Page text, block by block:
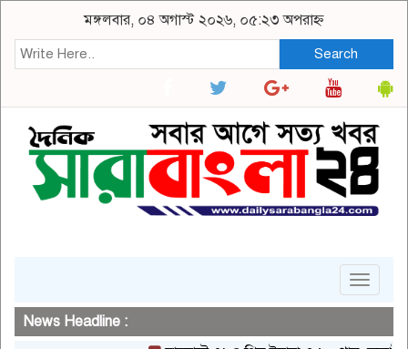
মঙ্গলবার, ০৪ অগাস্ট ২০২৬, ০৫:২৩ অপরাহ্ন
Search
Toggle
News Headline :